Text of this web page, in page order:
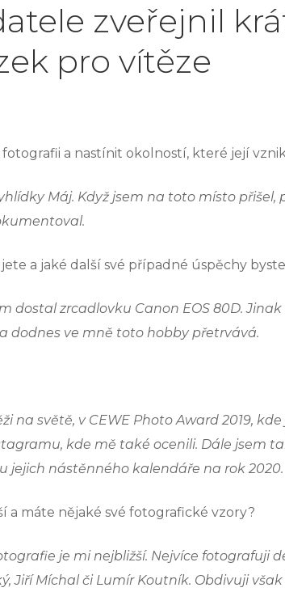
zveřejnil
pro vítěze
a nastínit okolností, které její
Máj. Když jsem na toto místo
a jaké další své případné úspěchy
dostal zrcadlovku Canon EOS 80D.
dodnes ve mně toto hobby přetrvává.
světě, v CEWE Photo Award 2019,
kde mě také ocenili. Dále jsem
jejich nástěnného kalendáře na rok 2020.
a máte nějaké své fotografické vzory?
je mi nejbližší. Nejvíce fotografuji
Jiří Míchal či Lumír Koutník. Obdivuji